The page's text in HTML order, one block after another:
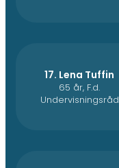
17. Lena Tuffin
65 år, F.d.
Undervisningsråd